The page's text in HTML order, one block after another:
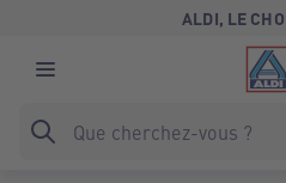
ALDI, LE